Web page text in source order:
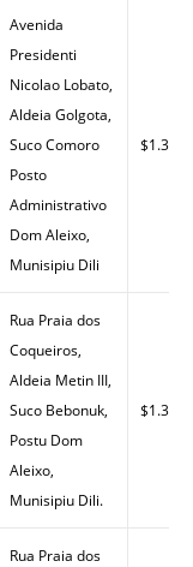
Avenida
Presidenti
Nicolao Lobato,
Aldeia Golgota,
Suco Comoro
Posto
Administrativo
Dom Aleixo,
Munisipiu Dili
$1.35
Rua Praia dos
Coqueiros,
Aldeia Metin III,
Suco Bebonuk,
Postu Dom
Aleixo,
Munisipiu Dili.
$1.30
Rua Praia dos